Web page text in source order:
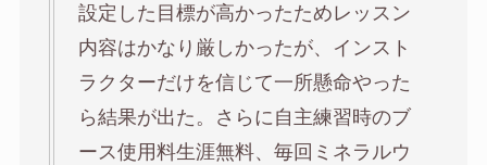
設定した目標が高かったためレッスン
内容はかなり厳しかったが、インスト
ラクターだけを信じて一所懸命やった
ら結果が出た。さらに自主練習時のブ
ース使用料生涯無料、毎回ミネラルウ